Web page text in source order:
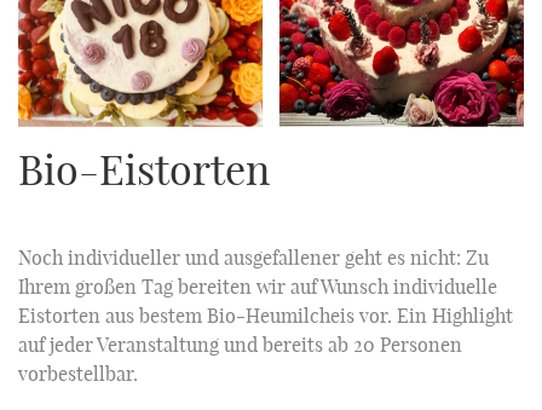
Bio-Eistorten
Noch individueller und ausgefallener geht es nicht: Zu
Ihrem großen Tag bereiten wir auf Wunsch individuelle
Eistorten aus bestem Bio-Heumilcheis vor. Ein Highlight
auf jeder Veranstaltung und bereits ab 20 Personen
vorbestellbar.